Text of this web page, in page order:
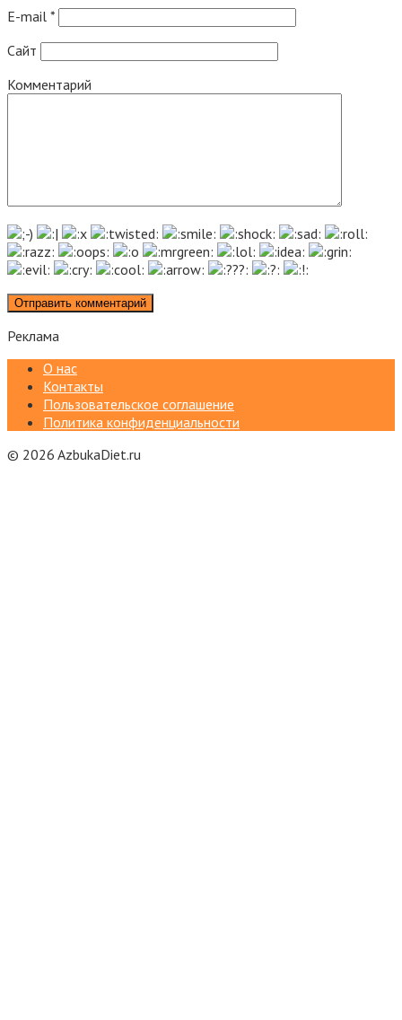
E-mail *
Сайт
Комментарий
Реклама
О нас
Контакты
Пользовательское соглашение
Политика конфиденциальности
© 2026 AzbukaDiet.ru